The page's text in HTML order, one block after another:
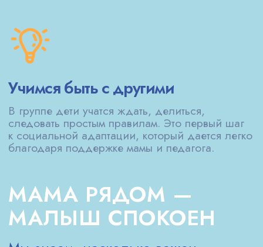
И РЕКОМЕНДАЦИИ
ПО РАЗВИТИЮ
ВАШЕГО РЕБЁНКА